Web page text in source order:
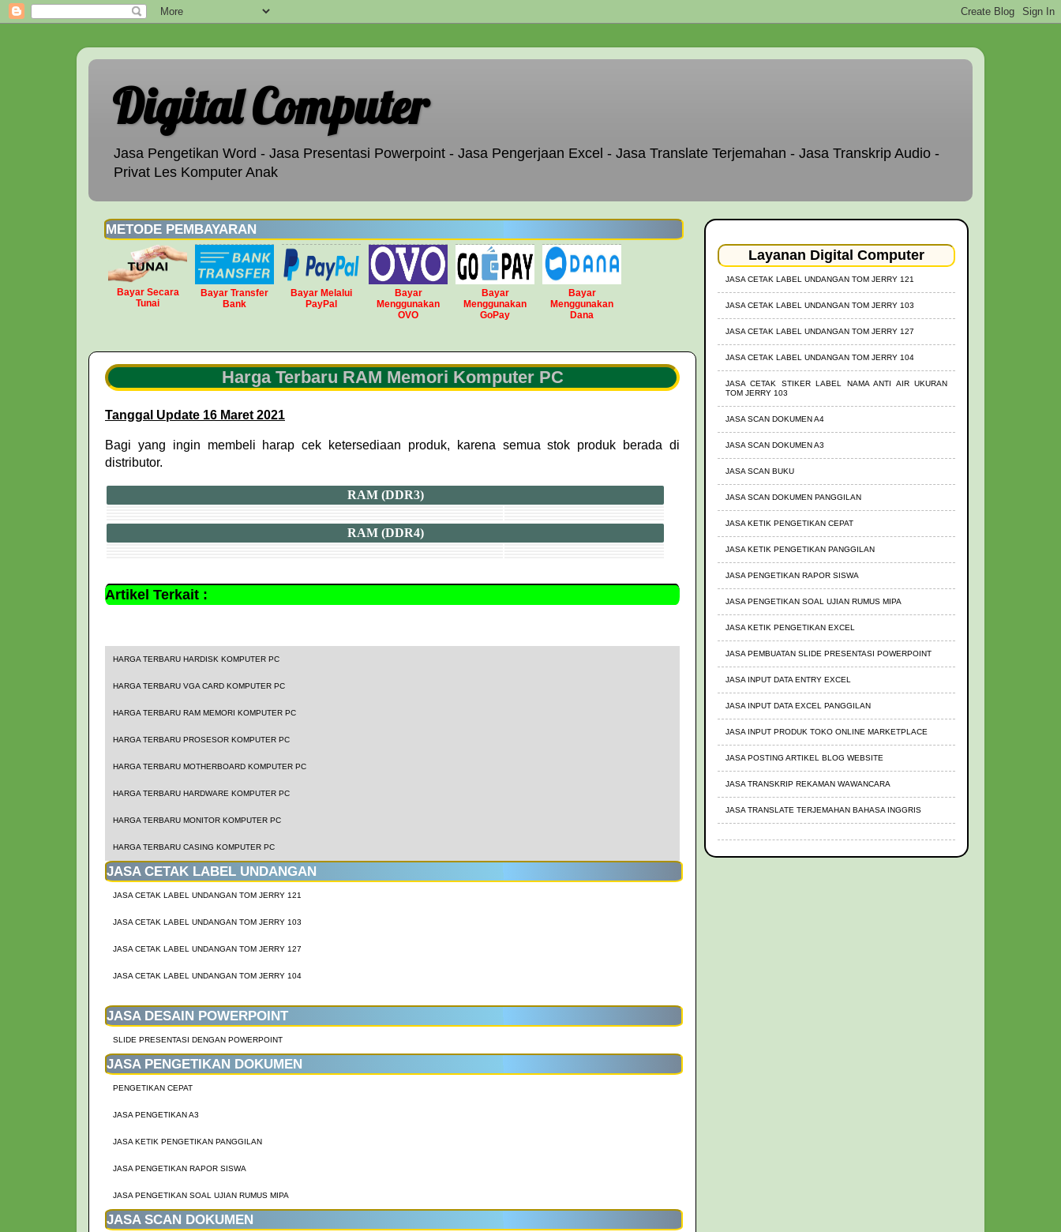
Digital Computer
Jasa Pengetikan Word - Jasa Presentasi Powerpoint - Jasa Pengerjaan Excel - Jasa Translate Terjemahan - Jasa Transkrip Audio -
Privat Les Komputer Anak
METODE PEMBAYARAN
Bayar Secara
Tunai
Bayar Transfer
Bank
Bayar Melalui
PayPal
Bayar
Menggunakan
OVO
Bayar
Menggunakan
GoPay
Bayar
Menggunakan
Dana
Harga Terbaru RAM Memori Komputer PC
Tanggal Update 16 Maret 2021
Bagi yang ingin membeli harap cek ketersediaan produk, karena semua stok produk berada di
distributor.
RAM (DDR3)
RAM (DDR4)
Artikel Terkait :
HARGA TERBARU HARDISK KOMPUTER PC
HARGA TERBARU VGA CARD KOMPUTER PC
HARGA TERBARU RAM MEMORI KOMPUTER PC
HARGA TERBARU PROSESOR KOMPUTER PC
HARGA TERBARU MOTHERBOARD KOMPUTER PC
HARGA TERBARU HARDWARE KOMPUTER PC
HARGA TERBARU MONITOR KOMPUTER PC
HARGA TERBARU CASING KOMPUTER PC
JASA CETAK LABEL UNDANGAN
JASA CETAK LABEL UNDANGAN TOM JERRY 121
JASA CETAK LABEL UNDANGAN TOM JERRY 103
JASA CETAK LABEL UNDANGAN TOM JERRY 127
JASA CETAK LABEL UNDANGAN TOM JERRY 104
JASA DESAIN POWERPOINT
SLIDE PRESENTASI DENGAN POWERPOINT
JASA PENGETIKAN DOKUMEN
PENGETIKAN CEPAT
JASA PENGETIKAN A3
JASA KETIK PENGETIKAN PANGGILAN
JASA PENGETIKAN RAPOR SISWA
JASA PENGETIKAN SOAL UJIAN RUMUS MIPA
JASA SCAN DOKUMEN
Layanan Digital Computer
JASA CETAK LABEL UNDANGAN TOM JERRY 121
JASA CETAK LABEL UNDANGAN TOM JERRY 103
JASA CETAK LABEL UNDANGAN TOM JERRY 127
JASA CETAK LABEL UNDANGAN TOM JERRY 104
JASA CETAK STIKER LABEL NAMA ANTI AIR UKURAN
TOM JERRY 103
JASA SCAN DOKUMEN A4
JASA SCAN DOKUMEN A3
JASA SCAN BUKU
JASA SCAN DOKUMEN PANGGILAN
JASA KETIK PENGETIKAN CEPAT
JASA KETIK PENGETIKAN PANGGILAN
JASA PENGETIKAN RAPOR SISWA
JASA PENGETIKAN SOAL UJIAN RUMUS MIPA
JASA KETIK PENGETIKAN EXCEL
JASA PEMBUATAN SLIDE PRESENTASI POWERPOINT
JASA INPUT DATA ENTRY EXCEL
JASA INPUT DATA EXCEL PANGGILAN
JASA INPUT PRODUK TOKO ONLINE MARKETPLACE
JASA POSTING ARTIKEL BLOG WEBSITE
JASA TRANSKRIP REKAMAN WAWANCARA
JASA TRANSLATE TERJEMAHAN BAHASA INGGRIS